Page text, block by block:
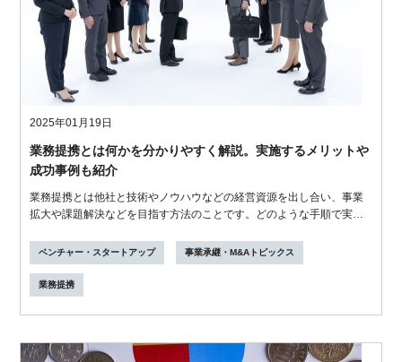
2025年01月19日
業務提携とは何かを分かりやすく解説。実施するメリットや
成功事例も紹介
業務提携とは他社と技術やノウハウなどの経営資源を出し合い、事業
拡大や課題解決などを目指す方法のことです。どのような手順で実施
ベンチャー・スタートアップ 事業承継・M&Aトピックス
業務提携